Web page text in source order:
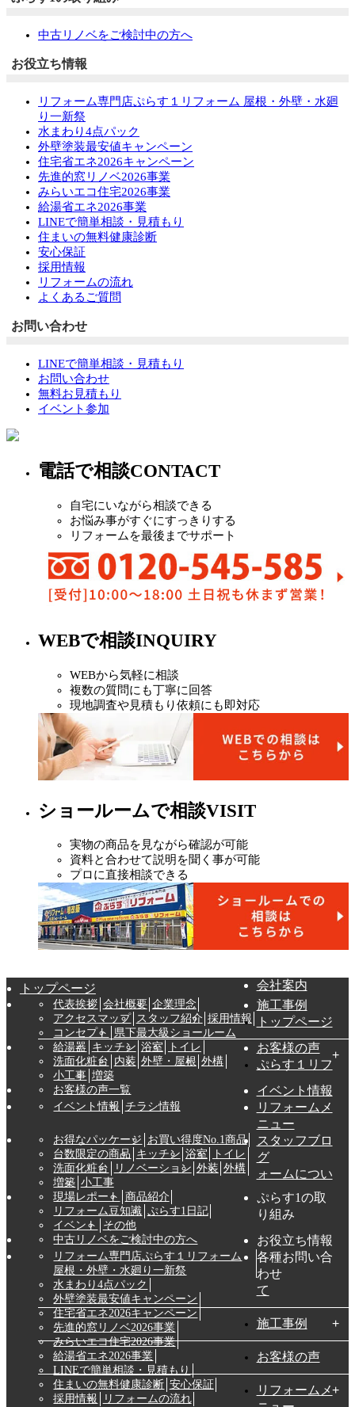
中古リノベをご検討中の方へ
お役立ち情報
リフォーム専門店ぷらす１リフォーム 屋根・外壁・水廻
り一新祭
水まわり4点パック
外壁塗装最安値キャンペーン
住宅省エネ2026キャンペーン
先進的窓リノベ2026事業
みらいエコ住宅2026事業
給湯省エネ2026事業
LINEで簡単相談・見積もり
住まいの無料健康診断
安心保証
採用情報
リフォームの流れ
よくあるご質問
お問い合わせ
LINEで簡単相談・見積もり
お問い合わせ
無料お見積もり
イベント参加
電話で相談CONTACT
自宅にいながら相談できる
お悩み事がすぐにすっきりする
リフォームを最後までサポート
WEBで相談INQUIRY
WEBから気軽に相談
複数の質問にも丁寧に回答
現地調査や見積もり依頼にも即対応
ショールームで相談VISIT
実物の商品を見ながら確認が可能
資料と合わせて説明を聞く事が可能
プロに直接相談できる
トップページ 会社案内
代表挨拶 会社概要 企業理念
アクセスマップ スタッフ紹介 採用情報
コンセプト
県下最大級ショールーム
施工事例
給湯器 キッチン 浴室
トイレ
洗面化粧台 内装 外壁・屋根 外構
小工事 増築
お客様の声
お客様の声一覧 イベント情報
イベント情報 チラシ情報
リフォームメ
ニュー
お得なパッケージ お買い得度No.1商品
台数限定の商品 キッチン 浴室
トイレ
洗面化粧台
リノベーション 外装 外構
増築 小工事
スタッフブロ
グ
現場レポート
商品紹介
リフォーム豆知識 ぷらす1日記
イベント
その他
ぷらす1の取
り組み
中古リノベをご検討中の方へ お役立ち情報
リフォーム専門店ぷらす１リフォーム
屋根・外壁・水廻り一新祭
水まわり4点パック
外壁塗装最安値キャンペーン
住宅省エネ2026キャンペーン
先進的窓リノベ2026事業
みらいエコ住宅2026事業
給湯省エネ2026事業
LINEで簡単相談・見積もり
住まいの無料健康診断 安心保証
採用情報
リフォームの流れ
各種お問い合
わせ
トップページ
ぷらす１リフ
ォームについ
て
施工事例
お客様の声
リフォームメ